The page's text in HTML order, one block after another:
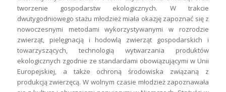
tworzenie gospodarstw ekologicznych. W trakcie
dwutygodniowego stażu młodzież miała okazję zapoznać się z
nowoczesnymi metodami wykorzystywanymi w rozrodzie
zwierząt, pielęgnacją i hodowlą zwierząt gospodarskich i
towarzyszących, technologią wytwarzania produktów
ekologicznych zgodnie ze standardami obowiązującymi w Unii
Europejskiej, a także ochroną środowiska związaną z
produkcją zwierzęcą. W wolnym czasie młodzież zapoznawała